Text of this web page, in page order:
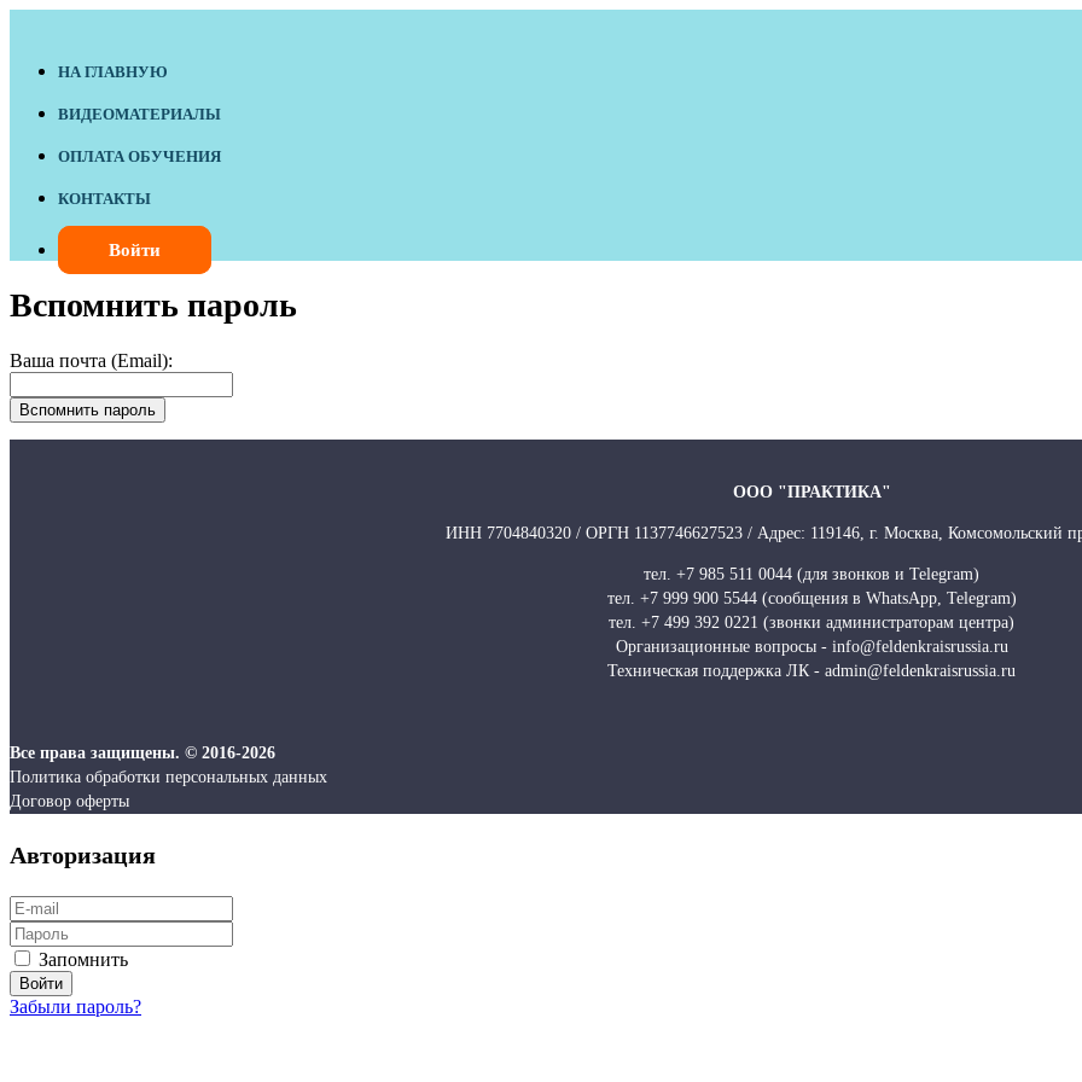
НА ГЛАВНУЮ
ВИДЕОМАТЕРИАЛЫ
ОПЛАТА ОБУЧЕНИЯ
КОНТАКТЫ
Войти
Вспомнить пароль
Ваша почта (Email):
ООО "ПРАКТИКА"
ИНН 7704840320 / ОРГН 1137746627523 / Адрес: 119146, г. Москва, Комсомольский
тел. +7 985 511 0044 (для звонков и Telegram)
тел. +7 999 900 5544 (сообщения в WhatsApp, Telegram)
тел. +7 499 392 0221 (звонки администраторам центра)
Организационные вопросы - info@feldenkraisrussia.ru
Техническая поддержка ЛК - admin@feldenkraisrussia.ru
Все права защищены. © 2016-2026
Политика обработки персональных данных
Договор оферты
Авторизация
Запомнить
Забыли пароль?